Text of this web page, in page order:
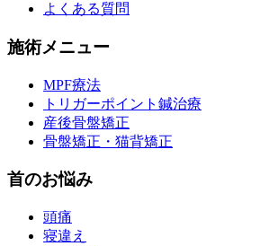
よくある質問
施術メニュー
MPF療法
トリガーポイント鍼治療
産後骨盤矯正
骨盤矯正・猫背矯正
首のお悩み
頭痛
寝違え